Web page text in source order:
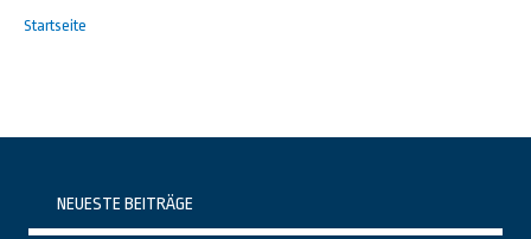
Startseite
NEUESTE BEITRÄGE